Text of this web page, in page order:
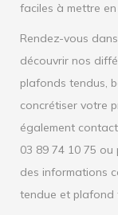
faciles à mettre
Rendez-vous
découvrir nos
plafonds tendus,
concrétiser votre
également
03 89 74 10 75 ou
des informations
tendue et plafond